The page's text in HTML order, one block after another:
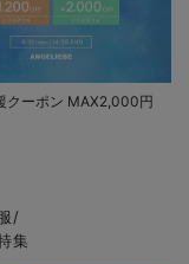
クーポン MAX2,000円
/
集